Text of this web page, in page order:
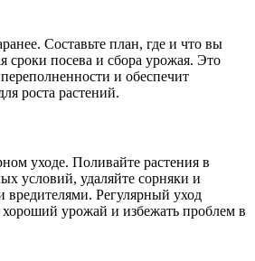
Составьте план, где и что вы
сроки посева и сбора урожая. Это
и обеспечит
роста растений.
уходе. Поливайте растения в
условий, удаляйте сорняки и
вредителями. Регулярный уход
урожай и избежать проблем в